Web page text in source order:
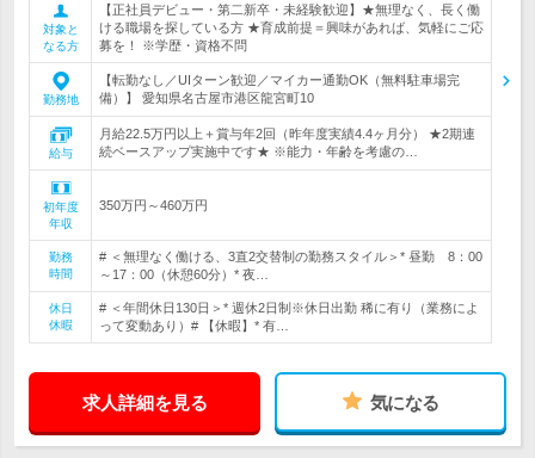
対象と
なる方
【正社員デビュー・第二新卒・未経験歓迎】★無理なく、長く働
ける職場を探している方 ★育成前提＝興味があれば、気軽にご応
募を！ ※学歴・資格不問
勤務地
【転勤なし／UIターン歓迎／マイカー通勤OK（無料駐車場完
備）】 愛知県名古屋市港区龍宮町10
給与
月給22.5万円以上＋賞与年2回（昨年度実績4.4ヶ月分） ★2期連
続ベースアップ実施中です★ ※能力・年齢を考慮の…
初年度
年収
350万円～460万円
勤務
時間
# ＜無理なく働ける、3直2交替制の勤務スタイル＞* 昼勤 8：00
～17：00（休憩60分）* 夜…
休日
休暇
# ＜年間休日130日＞* 週休2日制※休日出勤 稀に有り（業務によ
って変動あり）# 【休暇】* 有…
求人詳細を見る 気になる